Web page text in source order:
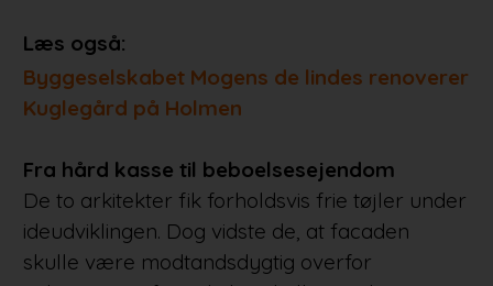
Læs også:
Byggeselskabet Mogens de lindes renoverer
Kuglegård på Holmen
Fra hård kasse til beboelsesejendom
De to arkitekter fik forholdsvis frie tøjler under
ideudviklingen. Dog vidste de, at facaden
skulle være modtandsdygtig overfor